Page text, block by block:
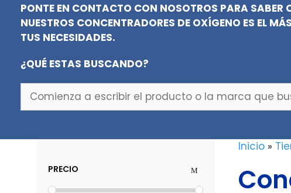
PONTE EN CONTACTO CON NOSOTROS PARA SABER
NUESTROS CONCENTRADORES DE OXÍGENO ES EL
TUS NECESIDADES.
¿QUÉ ESTAS BUSCANDO?
Comienza
Inicio »
PRECIO